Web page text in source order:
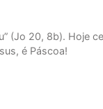
(Jo 20, 8b). Hoje
é Páscoa!